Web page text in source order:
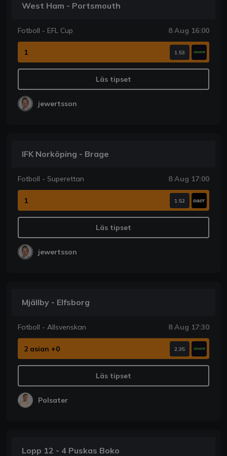
West Ham - Portsmouth
Fotboll - EFL Cup 8 Aug 16:00
1 1.53
Läs tipset
jewertsson
IFK Norköping - Brage
Fotboll - Superettan 8 Aug 17:00
1 1.52
Läs tipset
jewertsson
Mjällby - Elfsborg
Fotboll - Allsvenskan 8 Aug 17:30
2 asian +0 2.35
Läs tipset
Polsater
Lopp 12 - 4 Puskas Boko